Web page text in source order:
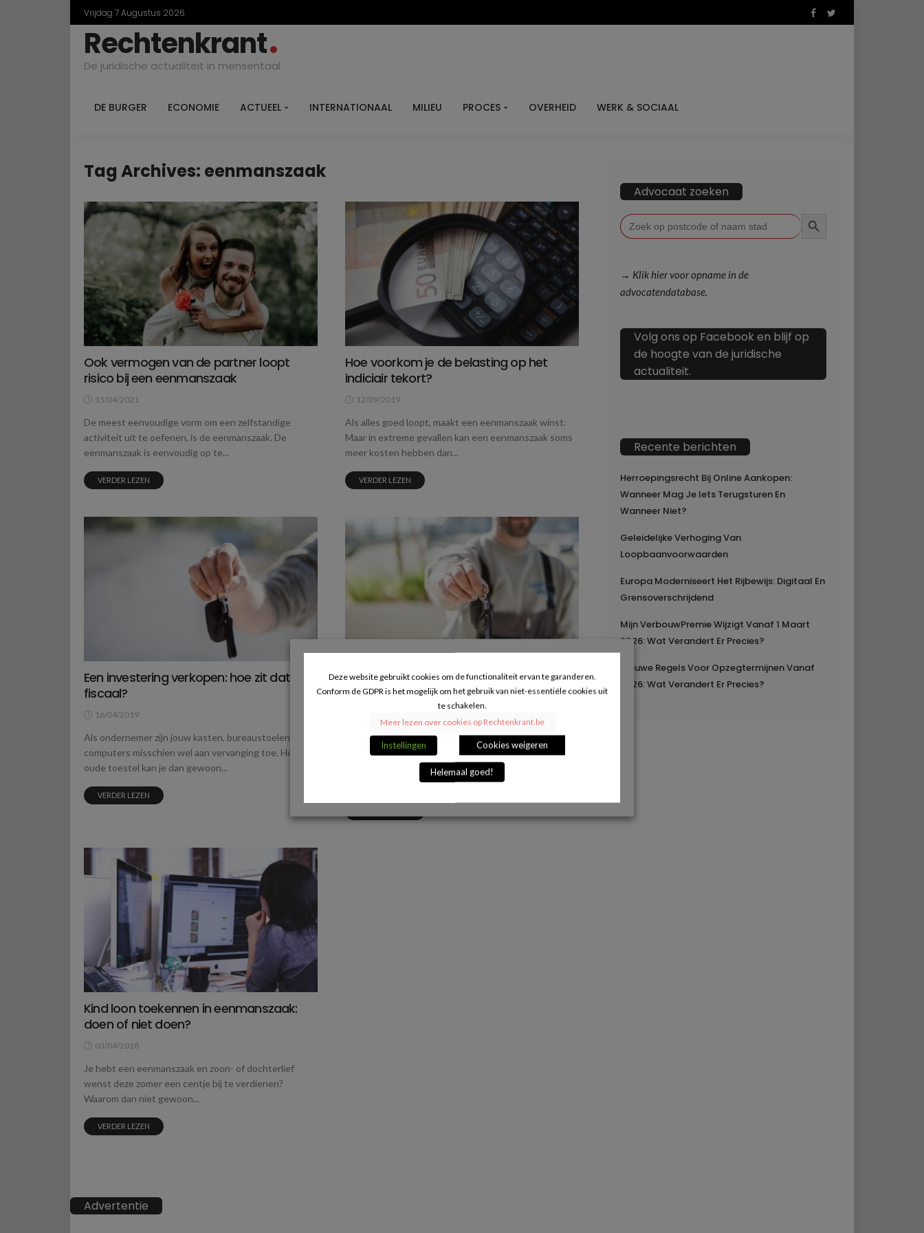
Vrijdag 7 Augustus 2026
Rechtenkrant
De juridische actualiteit in mensentaal
DE BURGER ECONOMIE ACTUEEL INTERNATIONAAL MILIEU PROCES OVERHEID WERK & SOCIAAL
Tag Archives: eenmanszaak
Ook vermogen van de partner loopt
risico bij een eenmanszaak
15/04/2021
De meest eenvoudige vorm om een zelfstandige
activiteit uit te oefenen, is de eenmanszaak. De
eenmanszaak is eenvoudig op te...
VERDER LEZEN
Hoe voorkom je de belasting op het
indiciair tekort?
12/09/2019
Als alles goed loopt, maakt een eenmanszaak winst.
Maar in extreme gevallen kan een eenmanszaak soms
meer kosten hebben dan...
VERDER LEZEN
Een investering verkopen: hoe zit dat
fiscaal?
16/04/2019
Als ondernemer zijn jouw kasten, bureaustoelen of
computers misschien wel aan vervanging toe. Het
oude toestel kan je dan gewoon...
VERDER LEZEN
Oude auto afgeschreven in
eenmanszaak: ideaal cadeau voor zoon
Mogelijks heb je jouw wagen in jouw eenmanszaak
helemaal afgeschreven en is het tijd voor een nieuwe
Kind loon toekennen in eenmanszaak:
doen of niet doen?
03/04/2018
Je hebt een eenmanszaak en zoon- of dochterlief
wenst deze zomer een centje bij te verdienen?
Waarom dan niet gewoon...
VERDER LEZEN
Advocaat zoeken
Zoek
naar:
→ Klik hier voor opname in de
advocatendatabase.
Volg ons op Facebook en blijf op
de hoogte van de juridische
actualiteit.
Recente berichten
Herroepingsrecht Bij Online Aankopen:
Wanneer Mag Je Iets Terugsturen En
Wanneer Niet?
Geleidelijke Verhoging Van
Loopbaanvoorwaarden
Europa Moderniseert Het Rijbewijs: Digitaal En
Grensoverschrijdend
Mijn VerbouwPremie Wijzigt Vanaf 1 Maart
2026: Wat Verandert Er Precies?
Nieuwe Regels Voor Opzegtermijnen Vanaf
2026: Wat Verandert Er Precies?
Advertentie
Deze website gebruikt cookies om de functionaliteit ervan te garanderen.
Conform de GDPR is het mogelijk om het gebruik van niet-essentiële cookies uit
te schakelen.
Meer lezen over cookies op Rechtenkrant.be
Instellingen Cookies weigeren
Helemaal goed!